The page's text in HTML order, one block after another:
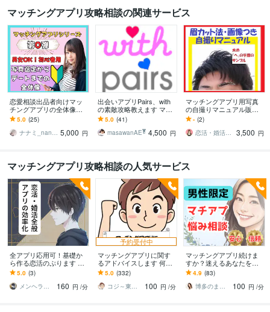
マッチングアプリ攻略相談の関連サービス
恋愛相談出品者向けマッ
チングアプリの全体像教
えます シリーズ第0弾★写
真・プロフィール★会う
前に好きにさせる技術
5.0 (25)
ナナミ_nanami 5,000 円
出会いアプリPairs、with
の素敵攻略教えます マッ
チングサイトのペアー
ズ、ウィズ、出会いツー
ルで応援します
5.0 (41)
masawanAE ̔̓̿ͩ͂ͬ͊͐͗̑ 4,500 円
マッチングアプリ用写真
の自撮りマニュアル販売
します マッチングアプリ
のプロフ大幅改善！盛れ
てる写真を撮るコツ満載
- (2)
恋活・婚活支援カメラマン❤さおとめかなえ
3,500 円
マッチングアプリ攻略相談の人気サービス
全アプリ応用可！基礎か
ら作る恋活のぷります 元
No.1ホスト目線でのマッ
チングアプリや出会いの
コツ
5.0 (3)
メンヘラ救世主 えの
160 円 /分
予約受付中
マッチングアプリに関す
るアドバイスします 何で
フェードアウトされてし
まうんだろう？
5.0 (332)
コジ～東大院卒研究員～
100 円 /分
マッチングアプリ続けま
すか？迷えるあなたを救
います 男性限定！今の悩
みを吐き出し素敵な女性
と出会う必勝法を伝授✨
4.9 (83)
博多のまろん✤あなたの心がほどける時間✨
100 円 /分